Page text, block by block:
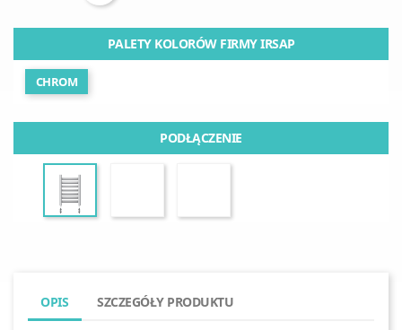
PALETY KOLORÓW FIRMY IRSAP
CHROM
PODŁĄCZENIE
OPIS SZCZEGÓŁY PRODUKTU